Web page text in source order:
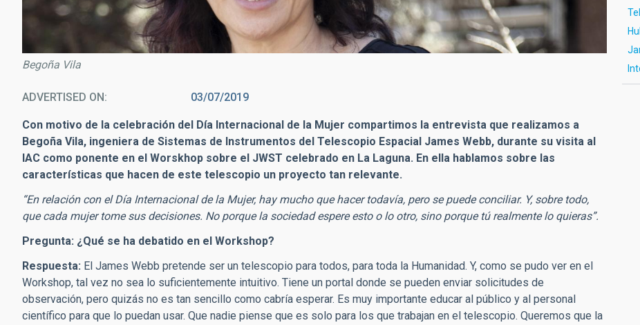
Begoña Vila
ADVERTISED ON 03/07/2019
Con motivo de la celebración del Día Internacional de la Mujer compartimos la entrevista que realizamos a
Begoña Vila, ingeniera de Sistemas de Instrumentos del Telescopio Espacial James Webb, durante su visita al
IAC como ponente en el Worskhop sobre el JWST celebrado en La Laguna. En ella hablamos sobre las
características que hacen de este telescopio un proyecto tan relevante.
“En relación con el Día Internacional de la Mujer, hay mucho que hacer todavía, pero se puede conciliar. Y, sobre todo,
que cada mujer tome sus decisiones. No porque la sociedad espere esto o lo otro, sino porque tú realmente lo quieras”.
Pregunta: ¿Qué se ha debatido en el Workshop?
Respuesta: El James Webb pretende ser un telescopio para todos, para toda la Humanidad. Y, como se pudo ver en el
Workshop, tal vez no sea lo suficientemente intuitivo. Tiene un portal donde se pueden enviar solicitudes de
observación, pero quizás no es tan sencillo como cabría esperar. Es muy importante educar al público y al personal
científico para que lo puedan usar. Que nadie piense que es solo para los que trabajan en el telescopio. Queremos que la